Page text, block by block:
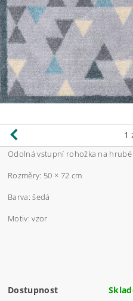
1
Odolná vstupní rohožka na
Rozměry: 50 × 72 cm
Barva: šedá
Motiv: vzor
Dostupnost